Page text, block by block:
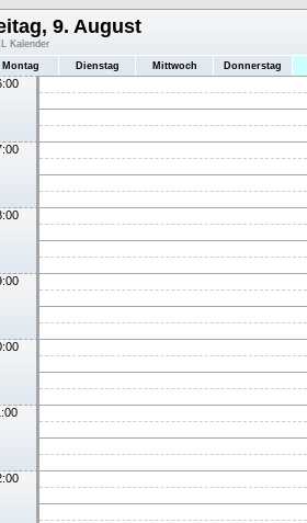
9. August
Kalender
Montag Dienstag Mittwoch Donnerstag